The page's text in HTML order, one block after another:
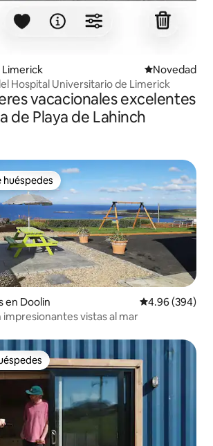
Lugar para
Novedad
Hospital Universitario de Limerick
vacacionales excelentes
de Playa de Lahinch
preferido
huéspedes
en Doolin Calificación
4.96 (394)
impresionantes vistas al mar